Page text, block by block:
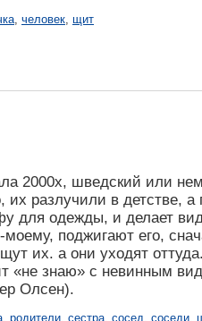
человек щит
2000х, шведский или
разлучили в детстве, а
для одежды, и делает
поджигают его,
их. а они уходят
«не знаю» с невинным
Олсен).
, родители, сестра, сосед, соседи,